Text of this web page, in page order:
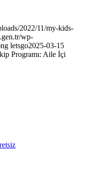
2022/11/my-kids-
wp-
letsgo2025-03-15
Programı: Aile İçi